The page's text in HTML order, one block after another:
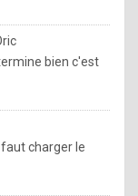
bien c'est
charger le